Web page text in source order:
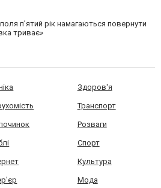
пʼятий рік намагаються повернути
триває»
Здоров'я
Транспорт
Розваги
Спорт
Культура
Мода